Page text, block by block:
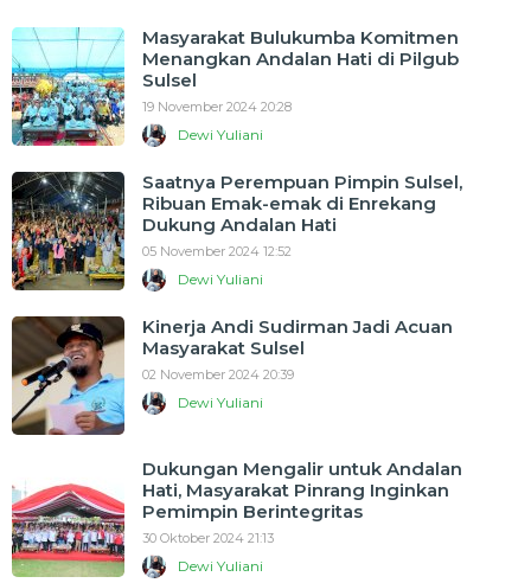
Masyarakat Bulukumba Komitmen
Menangkan Andalan Hati di Pilgub
Sulsel
19 November 2024 20:28
Dewi Yuliani
Saatnya Perempuan Pimpin Sulsel,
Ribuan Emak-emak di Enrekang
Dukung Andalan Hati
05 November 2024 12:52
Dewi Yuliani
Kinerja Andi Sudirman Jadi Acuan
Masyarakat Sulsel
02 November 2024 20:39
Dewi Yuliani
Dukungan Mengalir untuk Andalan
Hati, Masyarakat Pinrang Inginkan
Pemimpin Berintegritas
30 Oktober 2024 21:13
Dewi Yuliani